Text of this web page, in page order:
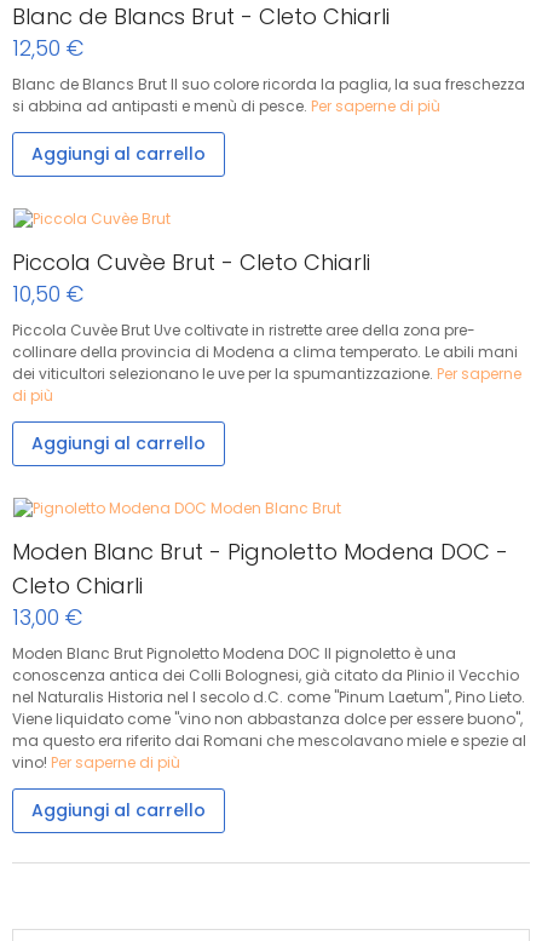
Blanc de Blancs Brut - Cleto Chiarli
12,50 €
Blanc de Blancs Brut Il suo colore ricorda la paglia, la sua freschezza
si abbina ad antipasti e menù di pesce. Per saperne di più
Aggiungi al carrello
Piccola Cuvèe Brut - Cleto Chiarli
10,50 €
Piccola Cuvèe Brut Uve coltivate in ristrette aree della zona pre-
collinare della provincia di Modena a clima temperato. Le abili mani
dei viticultori selezionano le uve per la spumantizzazione. Per saperne
di più
Aggiungi al carrello
Moden Blanc Brut - Pignoletto Modena DOC -
Cleto Chiarli
13,00 €
Moden Blanc Brut Pignoletto Modena DOC Il pignoletto è una
conoscenza antica dei Colli Bolognesi, già citato da Plinio il Vecchio
nel Naturalis Historia nel I secolo d.C. come "Pinum Laetum", Pino Lieto.
Viene liquidato come "vino non abbastanza dolce per essere buono",
ma questo era riferito dai Romani che mescolavano miele e spezie al
vino! Per saperne di più
Aggiungi al carrello